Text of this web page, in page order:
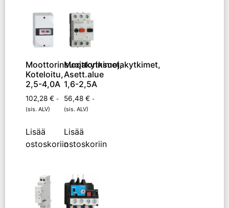
Moottorinsuojakytkimet,
Koteloitu,
2,5-4,0A
102,28 € -
(sis. ALV)
Lisää
ostoskoriin
Moottorinsuojakytkimet,
Asett.alue
1,6-2,5A
56,48 € -
(sis. ALV)
Lisää
ostoskoriin